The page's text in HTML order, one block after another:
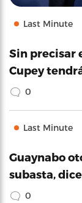
Last Minute
Sin precisar
Cupey
0
Last Minute
Guaynabo
subasta,
0